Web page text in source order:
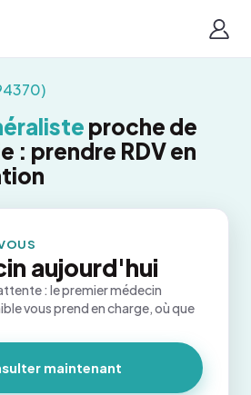
proche de
: prendre RDV en
aujourd'hui
: le premier médecin
vous prend en charge, où que
maintenant